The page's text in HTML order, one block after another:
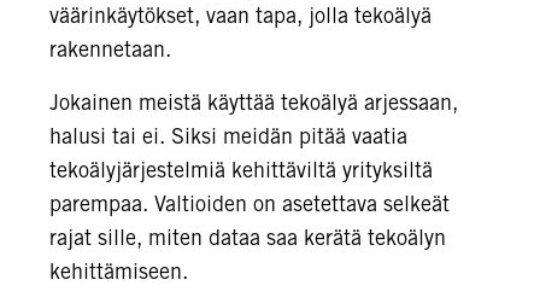
väärinkäytökset, vaan tapa, jolla tekoälyä
rakennetaan.
Jokainen meistä käyttää tekoälyä arjessaan,
halusi tai ei. Siksi meidän pitää vaatia
tekoälyjärjestelmiä kehittäviltä yrityksiltä
parempaa. Valtioiden on asetettava selkeät
rajat sille, miten dataa saa kerätä tekoälyn
kehittämiseen.